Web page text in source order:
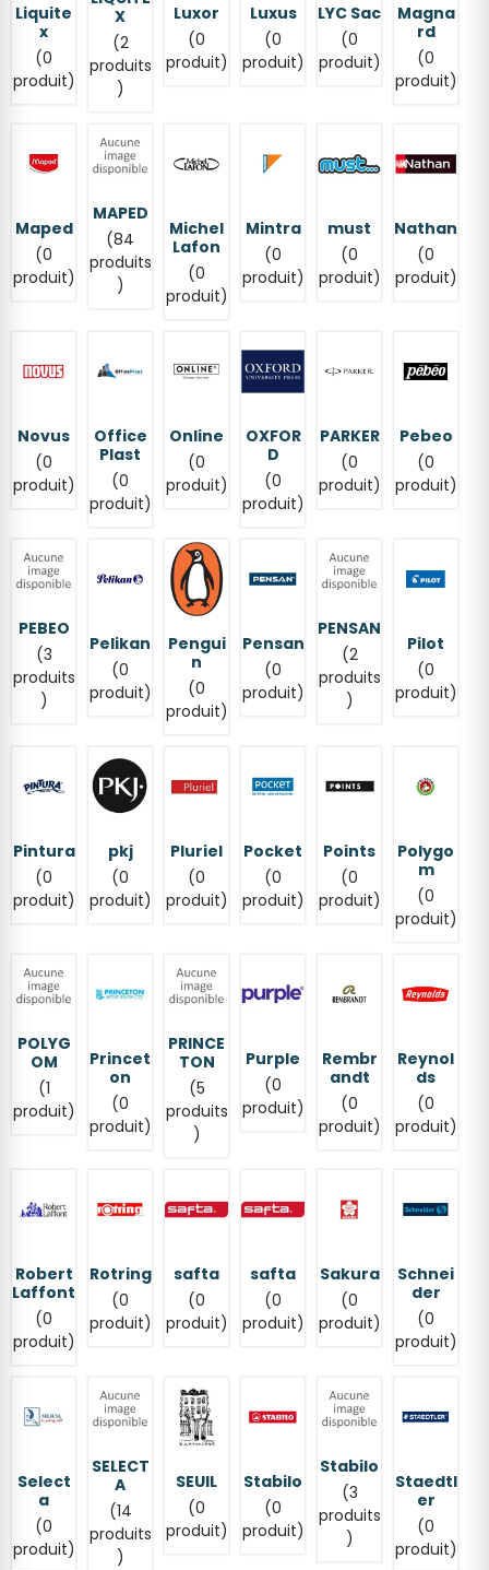
Liquite
x
(0
produit)
X
(2
produits
)
Luxor
(0
produit)
Luxus
(0
produit)
LYC Sac
(0
produit)
Magna
rd
(0
produit)
Maped
(0
produit)
MAPED
(84
produits
)
Michel
Lafon
(0
produit)
Mintra
(0
produit)
must
(0
produit)
Nathan
(0
produit)
Novus
(0
produit)
Office
Plast
(0
produit)
Online
(0
produit)
OXFOR
D
(0
produit)
PARKER
(0
produit)
Pebeo
(0
produit)
PEBEO
(3
produits
)
Pelikan
(0
produit)
Pengui
n
(0
produit)
Pensan
(0
produit)
PENSAN
(2
produits
)
Pilot
(0
produit)
Pintura
(0
produit)
pkj
(0
produit)
Pluriel
(0
produit)
Pocket
(0
produit)
Points
(0
produit)
Polygo
m
(0
produit)
POLYG
OM
(1
produit)
Princet
on
(0
produit)
PRINCE
TON
(5
produits
)
Purple
(0
produit)
Rembr
andt
(0
produit)
Reynol
ds
(0
produit)
Robert
Laffont
(0
produit)
Rotring
(0
produit)
safta
(0
produit)
safta
(0
produit)
Sakura
(0
produit)
Schnei
der
(0
produit)
Select
a
(0
produit)
SELECT
A
(14
produits
)
SEUIL
(0
produit)
Stabilo
(0
produit)
Stabilo
(3
produits
)
Staedtl
er
(0
produit)